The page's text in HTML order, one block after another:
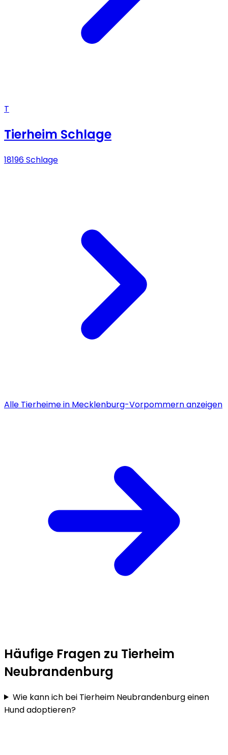
T
Tierheim Schlage
18196 Schlage
Alle Tierheimein Mecklenburg-Vorpommernanzeigen
Häufige Fragen zu Tierheim
Neubrandenburg
Wie kann ich bei Tierheim Neubrandenburg einen
Hund adoptieren?